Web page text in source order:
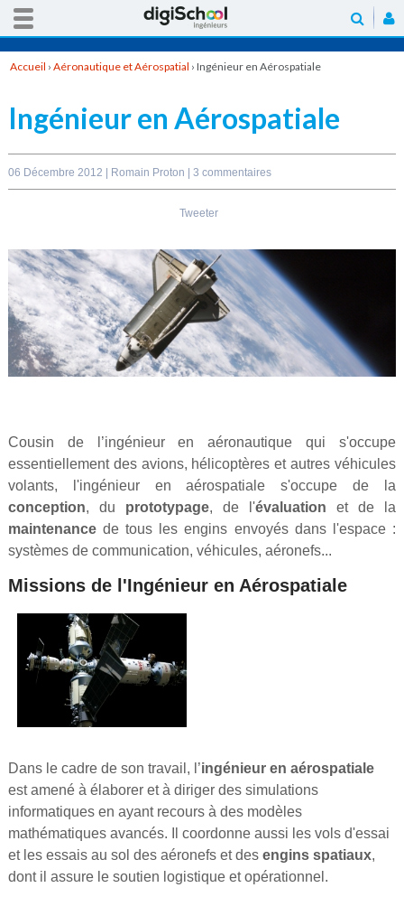
Accueil › Aéronautique et Aérospatial › Ingénieur en Aérospatiale
Ingénieur en Aérospatiale
06 Décembre 2012 | Romain Proton 3 commentaires
Tweeter
Cousin de l’ingénieur en aéronautique qui s'occupe
essentiellement des avions, hélicoptères et autres véhicules
volants, l'ingénieur en aérospatiale s'occupe de la
conception, du prototypage, de l'évaluation et de la
maintenancede tous les engins envoyés dans l'espace :
systèmes de communication, véhicules, aéronefs...
Missions de l'Ingénieur en Aérospatiale
Dans le cadre de son travail, l’ingénieur en aérospatiale
est amené à élaborer et à diriger des simulations
informatiques en ayant recours à des modèles
mathématiques avancés. Il coordonne aussi les vols d'essai
et les essais au sol des aéronefs et des engins spatiaux,
dont il assure le soutien logistique et opérationnel.